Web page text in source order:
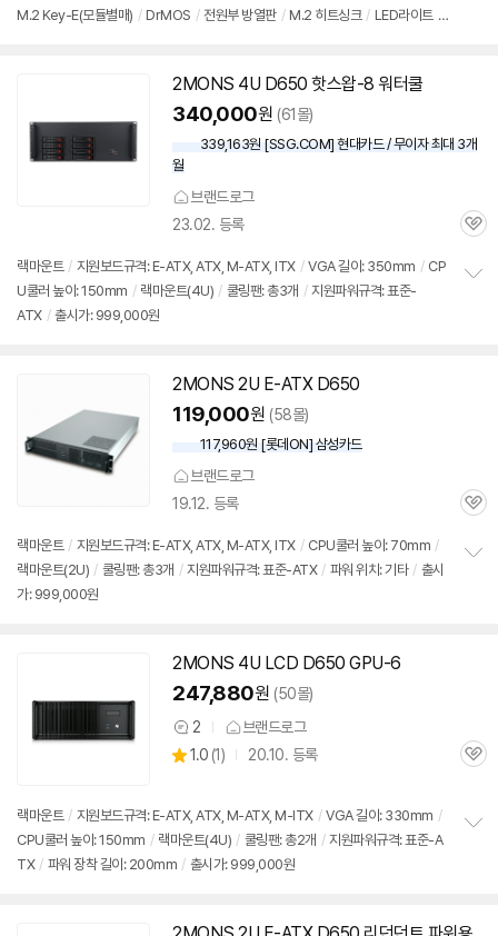
M.2 Key-E(모듈별매) / DrMOS / 전원부 방열판 / M.2 히트싱크 / LED라이트 /
2MONS 4U D650 핫스왑-8 워터쿨
340,000원 (61몰)
339,163원 [SSG.COM] 현대카드 / 무이자 최대 3개
월
브랜드로그
23.02. 등록
관
랙마운트 / 지원보드규격: E-ATX, ATX, M-ATX, ITX / VGA 길이: 350mm / CP
U쿨러 높이: 150mm / 랙마운트(4U) / 쿨링팬: 총3개 / 지원파워규격: 표준-
ATX / 출시가: 999,000원
2MONS 2U E-ATX D650
119,000원 (58몰)
117,960원 [롯데ON] 삼성카드
브랜드로그
19.12. 등록
관
랙마운트 / 지원보드규격: E-ATX, ATX, M-ATX, ITX / CPU쿨러 높이: 70mm /
랙마운트(2U) / 쿨링팬: 총3개 / 지원파워규격: 표준-ATX / 파워 위치: 기타 / 출시
가: 999,000원
2MONS 4U LCD D650 GPU-6
247,880원 (50몰)
상
품
2 브랜드로그
별
1.0 (상
뷰
1) 20.10. 등록
관
랙마운트 / 지원보드규격: E-ATX, ATX, M-ATX, M-ITX / VGA 길이: 330mm /
CPU쿨러 높이: 150mm / 랙마운트(4U) / 쿨링팬: 총2개 / 지원파워규격: 표준-A
TX / 파워 장착 길이: 200mm / 출시가: 999,000원